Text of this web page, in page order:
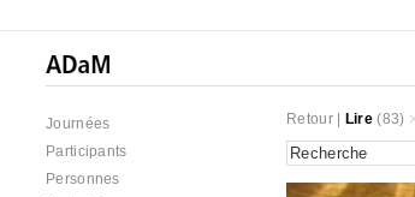
Journées
Participants
Personnes
Retour| Lire(83)